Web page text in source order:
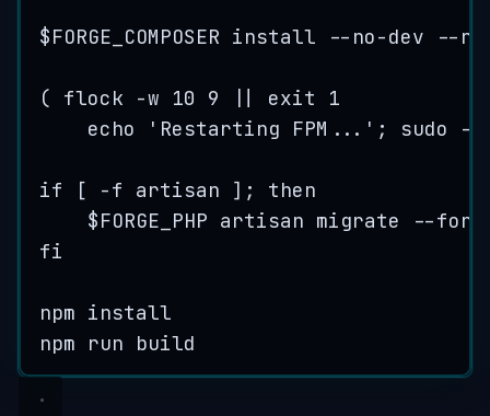
$FORGE_COMPOSER install --no-dev --
( flock -w 10 9 exit
1
echo
' Restarting FPM... ' ; sudo -S
if [ -f artisan ]; then
$FORGE_PHP artisan migrate
--
fi
npm install
npm
run build